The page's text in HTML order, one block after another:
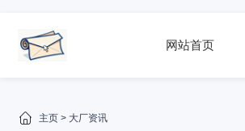
网站首页
主页 > 大厂资讯